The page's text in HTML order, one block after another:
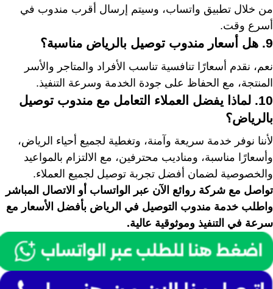
من خلال تطبيق واتساب، وسيتم إرسال أقرب مندوب في
أسرع وقت.
9. هل أسعار مندوب توصيل بالرياض مناسبة؟
نعم، نقدم أسعارًا تنافسية تناسب الأفراد والمتاجر والأسر
المنتجة، مع الحفاظ على جودة الخدمة وسرعة التنفيذ.
10. لماذا يفضل العملاء التعامل مع مندوب توصيل
بالرياض؟
لأننا نوفر خدمة سريعة وآمنة، وتغطية لجميع أحياء الرياض،
وأسعارًا مناسبة، ومناديب محترفين، مع الالتزام بالمواعيد
والخصوصية لضمان أفضل تجربة توصيل لجميع العملاء.
تواصل مع شركة روائع الآن عبر الواتساب أو الاتصال المباشر
واطلب خدمة مندوب التوصيل في الرياض بأفضل الأسعار مع
سرعة في التنفيذ وموثوقية عالية.